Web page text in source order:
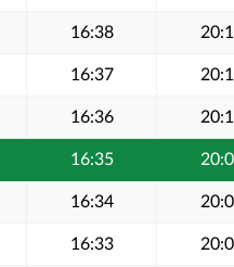
16:38
16:37
16:36
16:35
16:34
16:33